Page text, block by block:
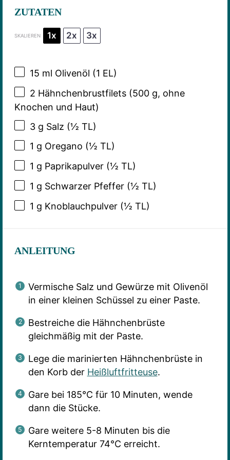
ZUTATEN
SKALIEREN 1x 2x 3x
15 ml Olivenöl (1 EL)
2 Hähnchenbrustfilets (500 g, ohne
Knochen und Haut)
3 g Salz (½ TL)
1 g Oregano (½ TL)
1 g Paprikapulver (½ TL)
1 g Schwarzer Pfeffer (½ TL)
1 g Knoblauchpulver (½ TL)
ANLEITUNG
Vermische Salz und Gewürze mit Olivenöl
in einer kleinen Schüssel zu einer Paste.
Bestreiche die Hähnchenbrüste
gleichmäßig mit der Paste.
Lege die marinierten Hähnchenbrüste in
den Korb der Heißluftfritteuse.
Gare bei 185°C für 10 Minuten, wende
dann die Stücke.
Gare weitere 5-8 Minuten bis die
Kerntemperatur 74°C erreicht.